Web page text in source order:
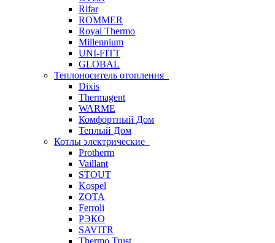
Rifar
ROMMER
Royal Thermo
Millennium
UNI-FITT
GLOBAL
Теплоноситель отопления
Dixis
Thermagent
WARME
Комфортный Дом
Теплый Дом
Котлы электрические
Protherm
Vaillant
STOUT
Kospel
ZOTA
Ferroli
РЭКО
SAVITR
Thermo Trust